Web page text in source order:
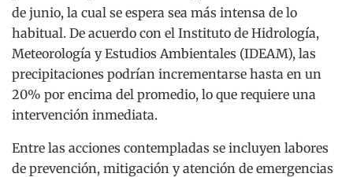
de junio, la cual se espera sea más intensa de lo
habitual. De acuerdo con el Instituto de Hidrología,
Meteorología y Estudios Ambientales (IDEAM), las
precipitaciones podrían incrementarse hasta en un
20% por encima del promedio, lo que requiere una
intervención inmediata.
Entre las acciones contempladas se incluyen labores
de prevención, mitigación y atención de emergencias